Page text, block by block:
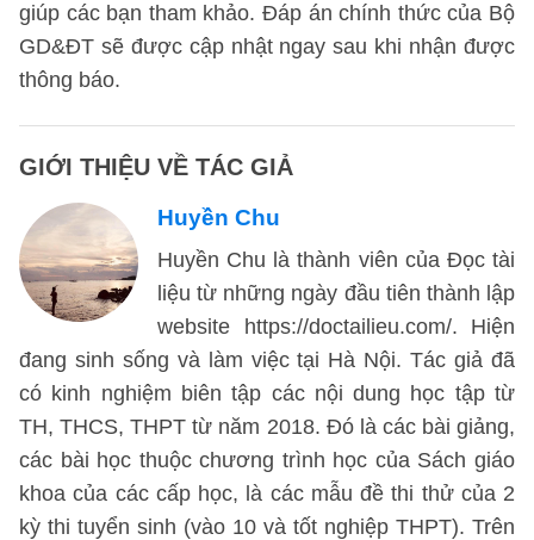
giúp các bạn tham khảo. Đáp án chính thức của Bộ
GD&ĐT sẽ được cập nhật ngay sau khi nhận được
thông báo.
GIỚI THIỆU VỀ TÁC GIẢ
Huyền Chu
Huyền Chu là thành viên của Đọc tài
liệu từ những ngày đầu tiên thành lập
website https://doctailieu.com/. Hiện
đang sinh sống và làm việc tại Hà Nội. Tác giả đã
có kinh nghiệm biên tập các nội dung học tập từ
TH, THCS, THPT từ năm 2018. Đó là các bài giảng,
các bài học thuộc chương trình học của Sách giáo
khoa của các cấp học, là các mẫu đề thi thử của 2
kỳ thi tuyển sinh (vào 10 và tốt nghiệp THPT). Trên